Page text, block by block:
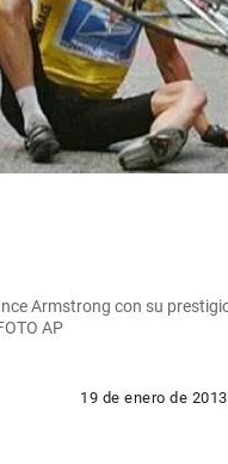
Armstrong con su
AP
19 de enero de 2013